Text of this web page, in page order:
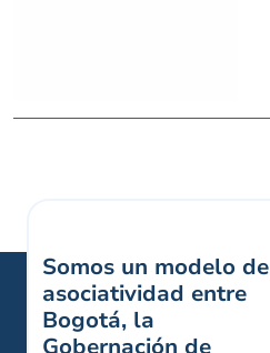
Somos un modelo de
asociatividad entre
Bogotá, la